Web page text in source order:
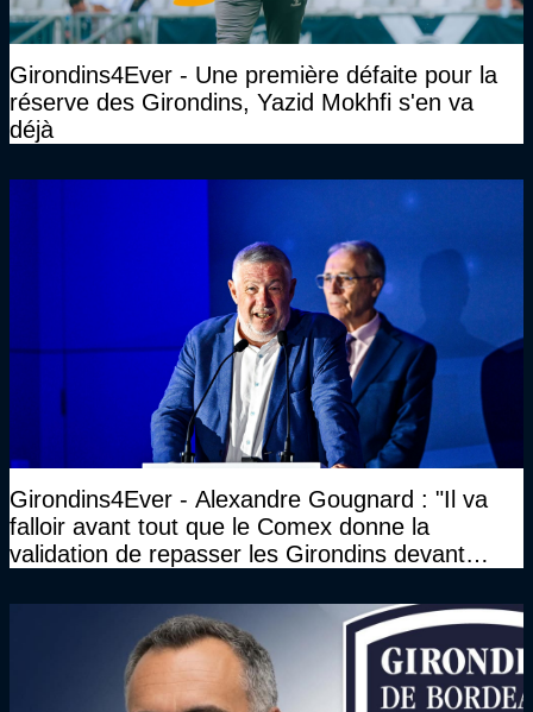
Girondins4Ever - Une première défaite pour la
réserve des Girondins, Yazid Mokhfi s'en va
déjà
Girondins4Ever - Alexandre Gougnard : "Il va
falloir avant tout que le Comex donne la
validation de repasser les Girondins devant